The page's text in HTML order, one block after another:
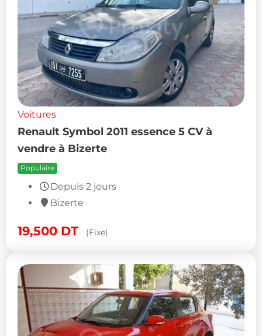
Voitures
Renault Symbol 2011 essence 5 CV à
vendre à Bizerte
Populaire
Depuis 2 jours
Bizerte
19,500 DT (Fixe)